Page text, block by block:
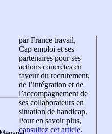
par France travail,
Cap emploi et ses
partenaires pour ses
actions concrètes en
faveur du recrutement,
de l’intégration et de
l’accompagnement de
ses collaborateurs en
situation de handicap.
Pour en savoir plus,
consultez cet article.